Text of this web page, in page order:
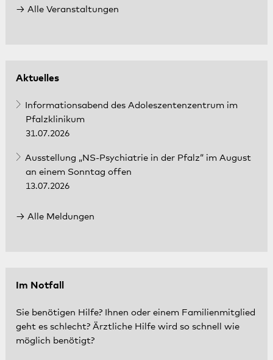
Alle Veranstaltungen
Aktuelles
Informationsabend des Adoleszentenzentrum im
Pfalzklinikum
31.07.2026
Ausstellung „NS-Psychiatrie in der Pfalz“ im August
an einem Sonntag offen
13.07.2026
Alle Meldungen
Im Notfall
Sie benötigen Hilfe? Ihnen oder einem Familienmitglied
geht es schlecht? Ärztliche Hilfe wird so schnell wie
möglich benötigt?